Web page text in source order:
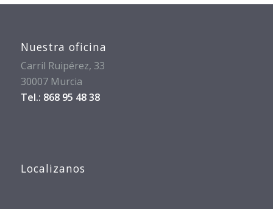
Nuestra oficina
Carril Ruipérez, 33
30007 Murcia
Tel.: 868 95 48 38
Localizanos